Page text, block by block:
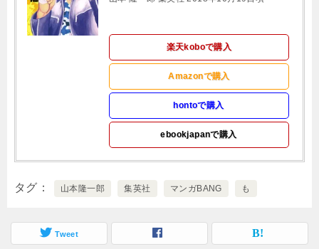
楽天koboで購入
Amazonで購入
hontoで購入
ebookjapanで購入
タグ 山本隆一郎 集英社 マンガBANG も
Tweet